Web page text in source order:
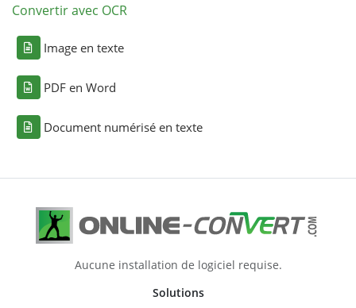
Convertir avec OCR
Image en texte
PDF en Word
Document numérisé en texte
Aucune installation de logiciel requise.
Solutions